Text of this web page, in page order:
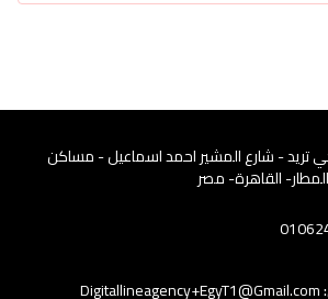
تريد - شارع المشير احمد اسماعيل - مساكن
القاهرة- مصر
:
Digitallineagency+EgyT1@Gmail.com